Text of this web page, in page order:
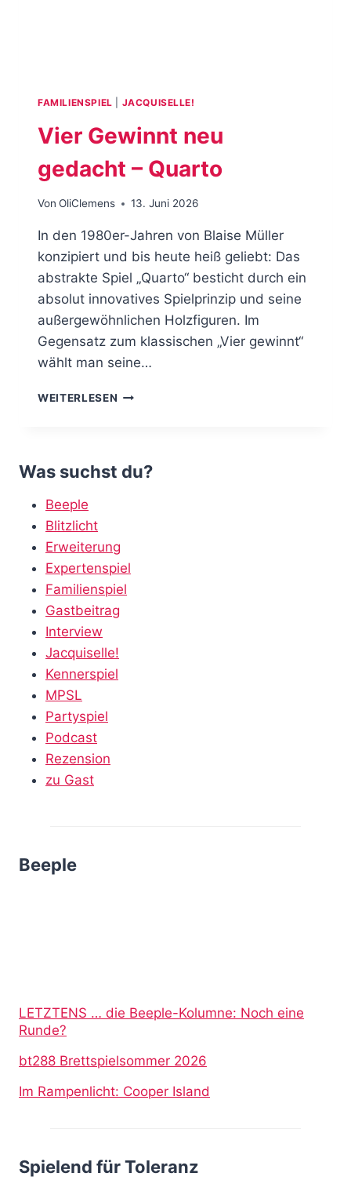
FAMILIENSPIEL JACQUISELLE!
Vier Gewinnt neu
gedacht – Quarto
Von OliClemens 13. Juni 2026
In den 1980er-Jahren von Blaise Müller
konzipiert und bis heute heiß geliebt: Das
abstrakte Spiel „Quarto“ besticht durch ein
absolut innovatives Spielprinzip und seine
außergewöhnlichen Holzfiguren. Im
Gegensatz zum klassischen „Vier gewinnt“
wählt man seine…
WEITERLESEN VIER
QUARTO
Was suchst du?
Beeple
Blitzlicht
Erweiterung
Expertenspiel
Familienspiel
Gastbeitrag
Interview
Jacquiselle!
Kennerspiel
MPSL
Partyspiel
Podcast
Rezension
zu Gast
Beeple
LETZTENS … die Beeple-Kolumne: Noch eine
Runde?
bt288 Brettspielsommer 2026
Im Rampenlicht: Cooper Island
Spielend für Toleranz